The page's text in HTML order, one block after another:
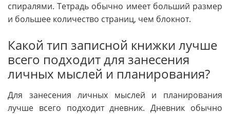
спиралями. Тетрадь обычно имеет больший размер
и большее количество страниц, чем блокнот.
Какой тип записной книжки лучше
всего подходит для занесения
личных мыслей и планирования?
Для занесения личных мыслей и планирования
лучше всего подходит дневник. Дневник обычно